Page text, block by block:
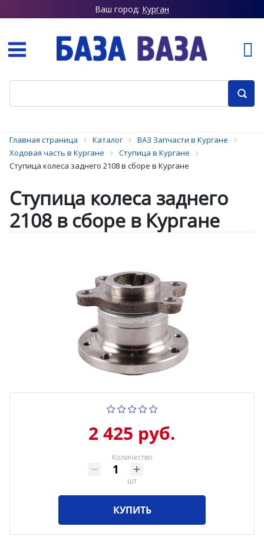
Ваш город: Курган
Главная страница Каталог
ВАЗ Запчасти в Кургане
Ходовая часть в Кургане
Ступица в Кургане
Ступица колеса заднего 2108 в сборе в Кургане
Ступица колеса заднего
2108 в сборе в Кургане
2 425 руб.
Количество
шт
КУПИТЬ